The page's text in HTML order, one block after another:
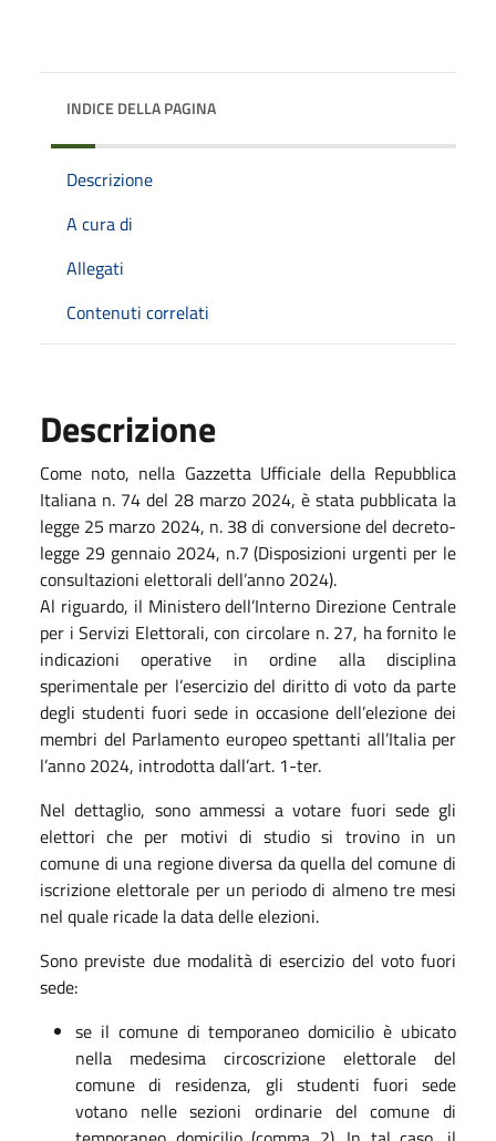
INDICE DELLA PAGINA
Descrizione
A cura di
Allegati
Contenuti correlati
Descrizione
Come noto, nella Gazzetta Ufficiale della Repubblica
Italiana n. 74 del 28 marzo 2024, è stata pubblicata la
legge 25 marzo 2024, n. 38 di conversione del decreto-
legge 29 gennaio 2024, n.7 (Disposizioni urgenti per le
consultazioni elettorali dell’anno 2024).
Al riguardo, il Ministero dell’Interno Direzione Centrale
per i Servizi Elettorali, con circolare n. 27, ha fornito le
indicazioni operative in ordine alla disciplina
sperimentale per l’esercizio del diritto di voto da parte
degli studenti fuori sede in occasione dell’elezione dei
membri del Parlamento europeo spettanti all’Italia per
l’anno 2024, introdotta dall’art. 1-ter.
Nel dettaglio, sono ammessi a votare fuori sede gli
elettori che per motivi di studio si trovino in un
comune di una regione diversa da quella del comune di
iscrizione elettorale per un periodo di almeno tre mesi
nel quale ricade la data delle elezioni.
Sono previste due modalità di esercizio del voto fuori
sede:
se il comune di temporaneo domicilio è ubicato
nella medesima circoscrizione elettorale del
comune di residenza, gli studenti fuori sede
votano nelle sezioni ordinarie del comune di